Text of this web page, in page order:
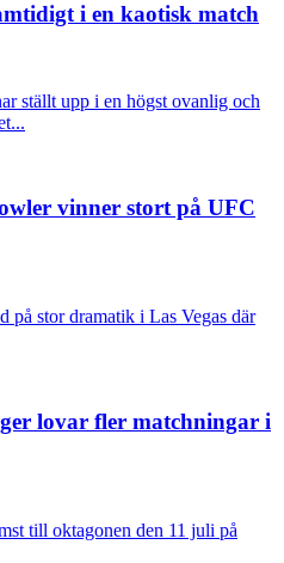
i en kaotisk match
ställt upp i en högst ovanlig och
vinner stort på UFC
på stor dramatik i Las Vegas där
lovar fler matchningar i
till oktagonen den 11 juli på